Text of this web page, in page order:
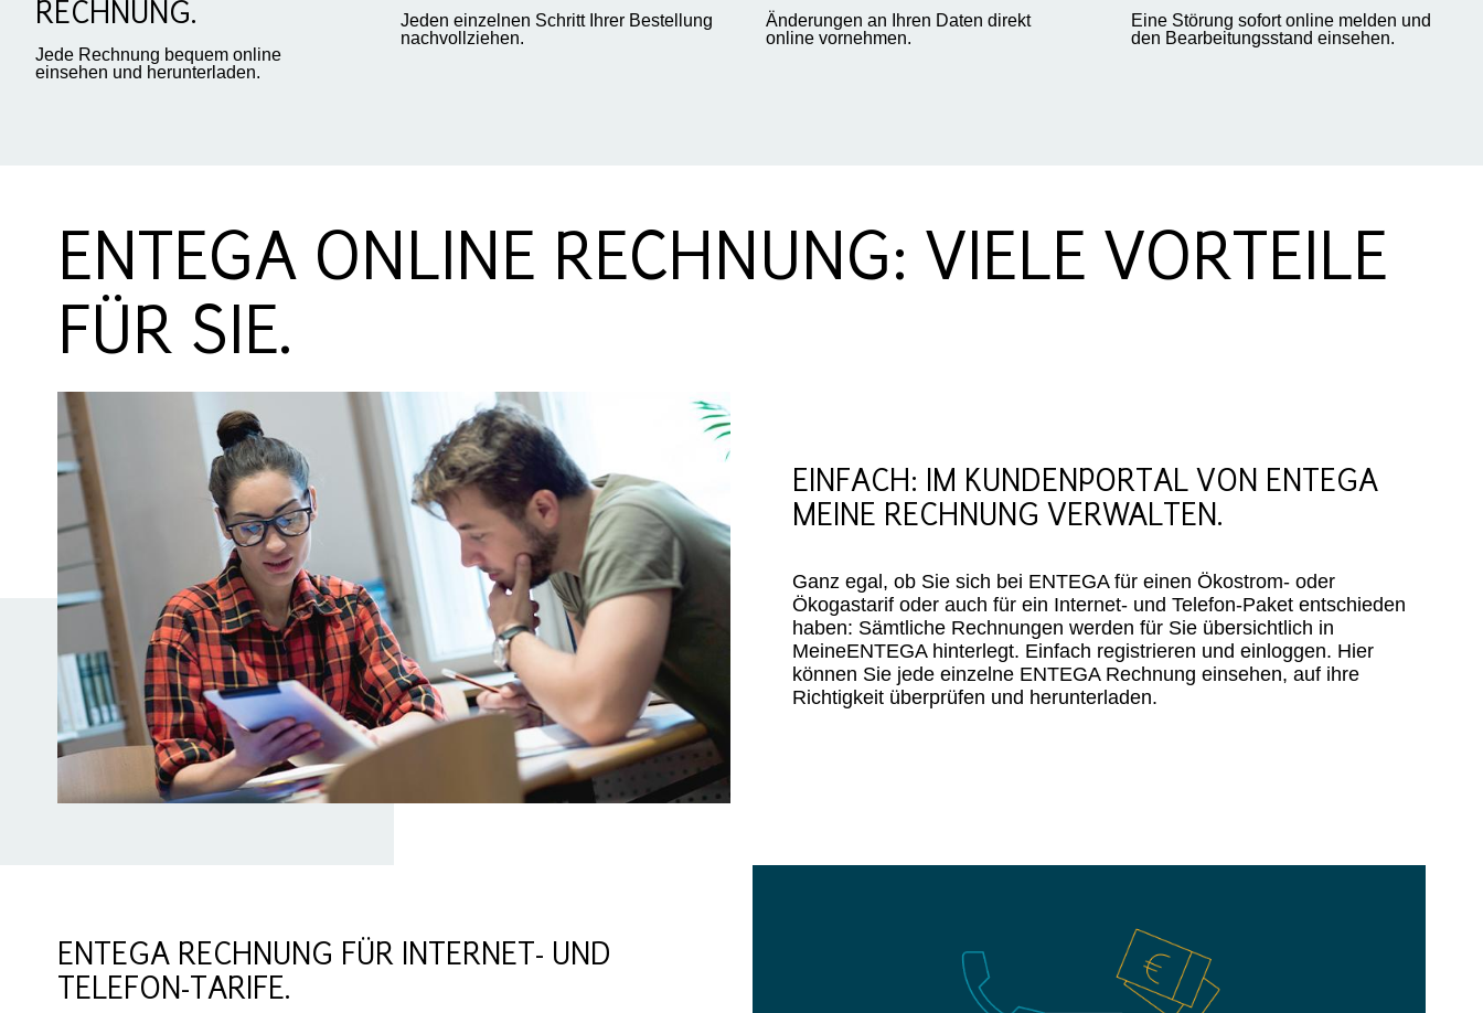
RECHNUNG.
Jede Rechnung bequem online
einsehen und herunterladen.
Jeden einzelnen Schritt Ihrer Bestellung
nachvollziehen.
Änderungen an Ihren Daten direkt
online vornehmen.
Eine Störung sofort online melden und
den Bearbeitungsstand einsehen.
ENTEGA ONLINE RECHNUNG: VIELE VORTEILE
FÜR SIE.
EINFACH: IM KUNDENPORTAL VON ENTEGA
MEINE RECHNUNG VERWALTEN.
Ganz egal, ob Sie sich bei ENTEGA für einen Ökostrom- oder
Ökogastarif oder auch für ein Internet- und Telefon-Paket entschieden
haben: Sämtliche Rechnungen werden für Sie übersichtlich in
MeineENTEGA hinterlegt. Einfach registrieren und einloggen. Hier
können Sie jede einzelne ENTEGA Rechnung einsehen, auf ihre
Richtigkeit überprüfen und herunterladen.
ENTEGA RECHNUNG FÜR INTERNET- UND
TELEFON-TARIFE.